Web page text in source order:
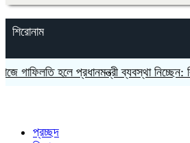
শিরোনাম
হলে প্রধানমন্ত্রী ব্যবস্থা নিচ্ছেন: রিজভী
প্রচ্ছদ